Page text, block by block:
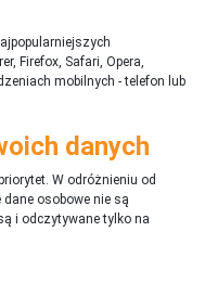
Firefox, Safari, Opera,
mobilnych - telefon lub
danych
W odróżnieniu od
dane osobowe nie są
i odczytywane tylko na